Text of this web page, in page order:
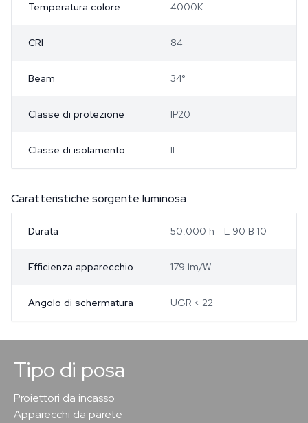
Temperatura colore 4000K
CRI 84
Beam 34°
Classe di protezione IP20
Classe di isolamento II
Caratteristiche sorgente luminosa
Durata 50.000 h - L 90 B 10
Efficienza apparecchio 179 lm/W
Angolo di schermatura UGR < 22
Tipo di posa
Proiettori da incasso
Apparecchi da parete